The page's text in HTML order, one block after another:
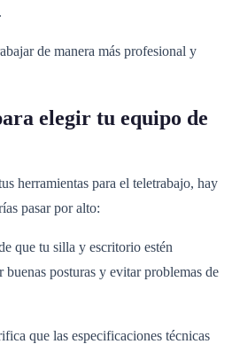
de manera más profesional y
elegir tu equipo de
herramientas para el teletrabajo, hay
pasar por alto:
que tu silla y escritorio estén
buenas posturas y evitar problemas de
que las especificaciones técnicas